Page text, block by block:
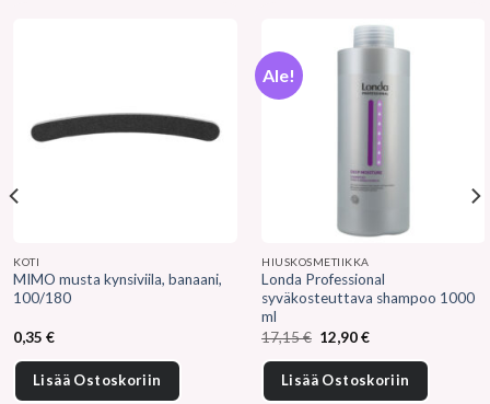
KOTI
MIMO musta kynsiviila, banaani,
100/180
0,35€
Lisää Ostoskoriin
Ale!
HIUSKOSMETIIKKA
Londa Professional
syväkosteuttava shampoo 1000
ml
17,15€ Alkuperäinen
hinta
oli:
17,15 €.
12,90€Nykyinen
on:
12,90 €.
Lisää Ostoskoriin